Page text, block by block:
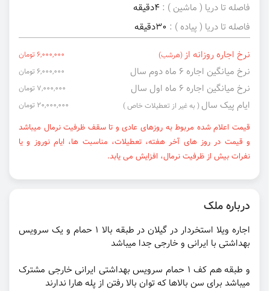
فاصله تا دریا ( ماشین ) : 4دقیقه
فاصله تا دریا ( پیاده ) : 30دقیقه
نرخ اجاره روزانه از (هرشب) 6,000,000 تومان
نرخ میانگین اجاره ۶ ماه دوم سال 6,000,000 تومان
نرخ میانگین اجاره ۶ ماه اول سال 7,000,000 تومان
ایام پیک سال ( به غیر از تعطیلات خاص ) 20,000,000 تومان
قیمت اعلام شده مربوط به روزهای عادی و تا سقف ظرفیت نرمال میباشد
و قیمت در روز های آخر هفته، تعطیلات، مناسبت ها، ایام نوروز و یا
نفرات بیش از ظرفیت نرمال، افزایش می یابد.
درباره ملک
اجاره ویلا استخردار در گیلان در طبقه بالا 1 حمام و یک سرویس
بهداشتی با ایرانی و خارجی جدا میباشد
و طبقه هم کف 1 حمام سرویس بهداشتی ایرانی خارجی مشترک
میباشد برای سن بالاها که توان بالا رفتن از پله هارا ندارند